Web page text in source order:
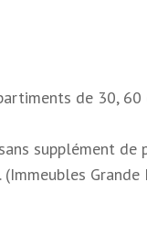
de 30,
supplément de
(Immeubles Grande